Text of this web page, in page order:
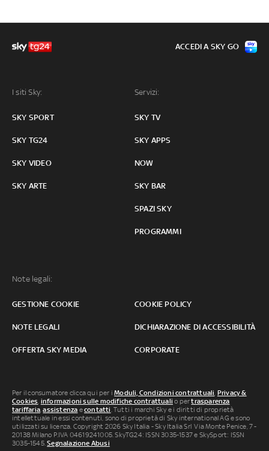
I siti Sky:
SKY SPORT
SKY TG24
SKY VIDEO
SKY ARTE
Servizi:
SKY TV
SKY APPS
NOW
SKY BAR
SPAZI SKY
PROGRAMMI
Note legali:
GESTIONE COOKIE COOKIE POLICY
NOTE LEGALI DICHIARAZIONE DI ACCESSIBILITÀ
OFFERTA SKY MEDIA CORPORATE
ACCEDI A SKY GO
Per il consumatore clicca qui per iModuli, Condizioni contrattuali, Privacy &
Cookies, informazioni sulle modifiche contrattuali o pertrasparenza
tariffaria,assistenza econtatti. Tutti i marchi Sky e i diritti di proprietà
intellettuale in essi contenuti, sono di proprietà di Sky international AG e sono
utilizzati su licenza. Copyright 2026 Sky Italia - Sky Italia Srl Via Monte Penice, 7 -
20138 Milano P.IVA 04619241005. SkyTG24: ISSN 3035-1537 e SkySport: ISSN
3035-1545.Segnalazione Abusi